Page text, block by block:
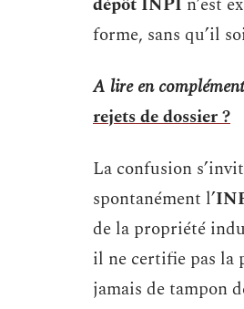
forme, sans qu’il
A lire en
rejets de dossier ?
La confusion
spontanément l’
de la propriété
il ne certifie pas la
jamais de tampon